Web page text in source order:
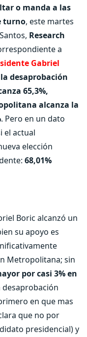
o manda a las
turno, este martes
Research
a
Gabriel
desaprobación
65,3%,
alcanza la
. Pero en un dato
el actual
elección
68,01%
Boric alcanzó un
su apoyo es
Metropolitana; sin
por casi 3% en
desaprobación
en que mas
que no por
presidencial) y